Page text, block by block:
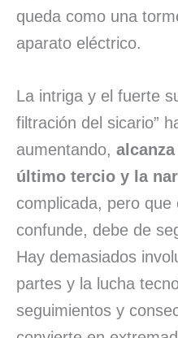
queda como una
aparato eléctrico.
La intriga y el fuerte
filtración del sicario”
aumentando,
último tercio y la
complicada, pero
confunde, debe de
Hay demasiados
partes y la lucha
seguimientos y